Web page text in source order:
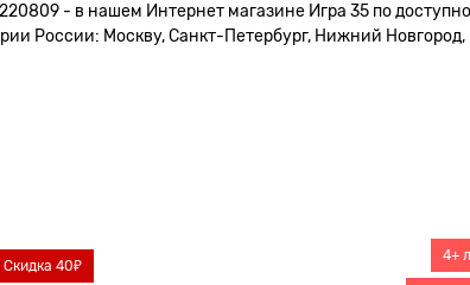
- в нашем Интернет магазине Игра 35 по
России: Москву, Санкт-Петербург, Нижний Новгород,
Скидка 40₽
4+